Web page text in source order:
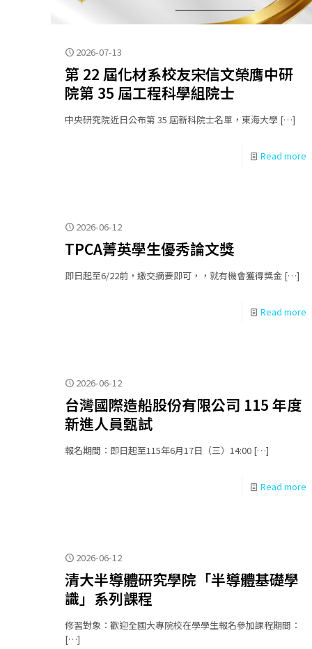
2026-07-13
第 22 屆化材系校友宋信文榮膺中研
院第 35 屆工程科學組院士
中央研究院近日公布第 35 屆新科院士名單，東海大學 […]
Read more
2026-06-12
TPCA菁英學生優秀論文獎
即日起至6/22前，繳交摘要即可，，就有機會獲得獎金 […]
Read more
2026-06-12
台灣國際造船股份有限公司 115 年度
新進人員甄試
報名期間：即日起至115年6月17日（三）14:00 […]
Read more
2026-06-12
清大半導體研究學院「半導體基礎學
識」系列課程
修習對象：歡迎全國大專院校在學學生報名參加課程期間：
[…]